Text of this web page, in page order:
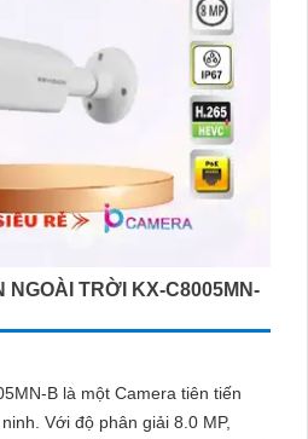
NGOÀI TRỜI KX-C8005MN-
B là một Camera tiên tiến
MP,